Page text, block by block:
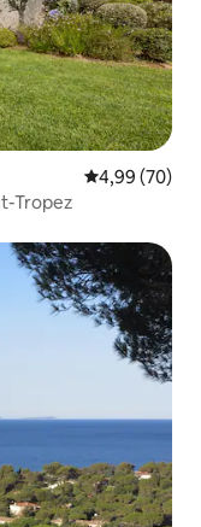
Évaluation
4,99 (70)
Tropez